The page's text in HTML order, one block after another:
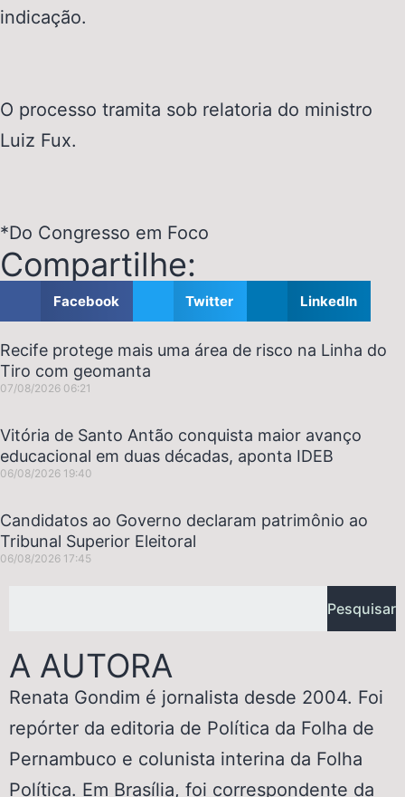
indicação.
O processo tramita sob relatoria do ministro
Luiz Fux.
*Do Congresso em Foco
Compartilhe:
Facebook Twitter LinkedIn
Recife protege mais uma área de risco na Linha do
Tiro com geomanta
07/08/2026 06:21
Vitória de Santo Antão conquista maior avanço
educacional em duas décadas, aponta IDEB
06/08/2026 19:40
Candidatos ao Governo declaram patrimônio ao
Tribunal Superior Eleitoral
06/08/2026 17:45
Pesquisar
A AUTORA
Renata Gondim é jornalista desde 2004. Foi
repórter da editoria de Política da Folha de
Pernambuco e colunista interina da Folha
Política. Em Brasília, foi correspondente da